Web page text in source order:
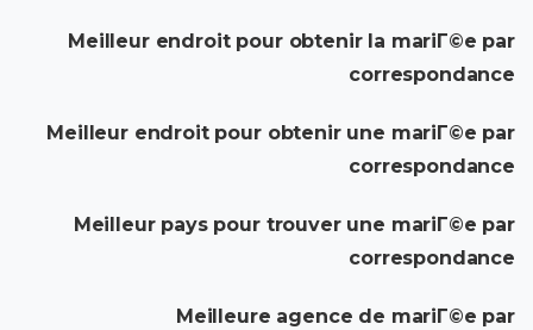
Meilleur endroit pour obtenir la mariГ©e par
correspondance
Meilleur endroit pour obtenir une mariГ©e par
correspondance
Meilleur pays pour trouver une mariГ©e par
correspondance
Meilleure agence de mariГ©e par